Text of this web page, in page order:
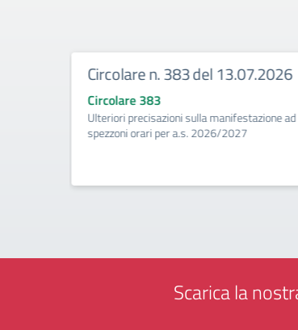
Circolare n. 383 del 13.07.2026
Circolare 383
Ulteriori precisazioni sulla manifestazione
spezzoni orari per a.s. 2026/2027
Scarica la